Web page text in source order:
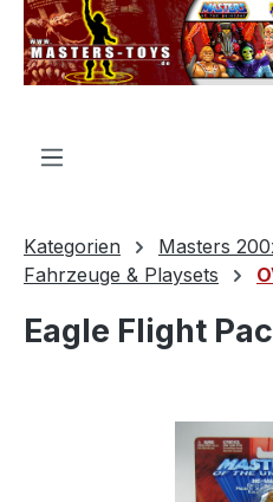
springen
Kategorien
Masters
Fahrzeuge & Playsets
Eagle Flight
Bildergalerie überspringen